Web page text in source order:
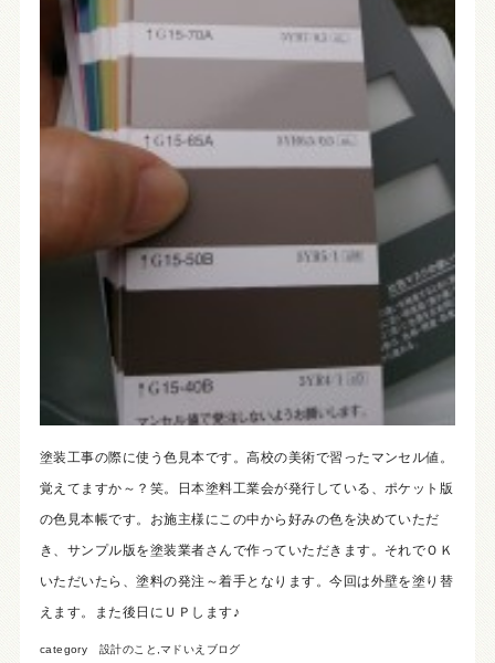
塗装工事の際に使う色見本です。高校の美術で習ったマンセル値。
覚えてますか～？笑。日本塗料工業会が発行している、ポケット版
の色見本帳です。お施主様にこの中から好みの色を決めていただ
き、サンプル版を塗装業者さんで作っていただきます。それでＯＫ
いただいたら、塗料の発注～着手となります。今回は外壁を塗り替
えます。また後日にＵＰします♪
category 設計のこと マドいえブログ